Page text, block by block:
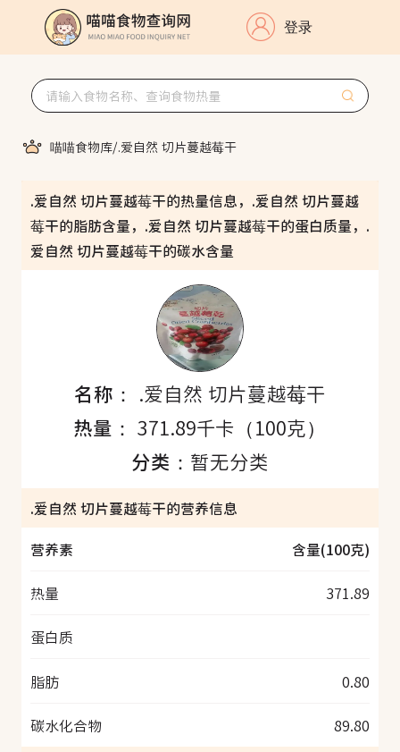
登录
喵喵食物库/.爱自然 切片蔓越莓干
.爱自然 切片蔓越莓干的热量信息，.爱自然 切片蔓越
莓干的脂肪含量，.爱自然 切片蔓越莓干的蛋白质量，.
爱自然 切片蔓越莓干的碳水含量
名称： .爱自然 切片蔓越莓干
热量：371.89千卡（100克）
分类： 暂无分类
.爱自然 切片蔓越莓干的营养信息
营养素
含量(100克)
热量 371.89
蛋白质
脂肪 0.80
碳水化合物
89.80